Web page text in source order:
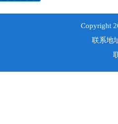
Copyright
联系地